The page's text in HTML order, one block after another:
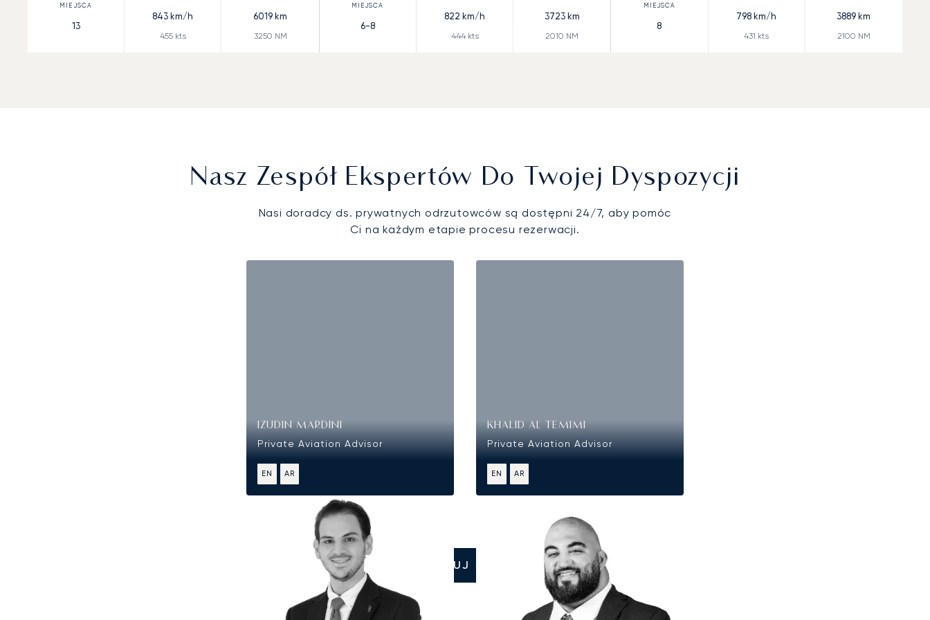
13
843 km/h
455kts
6019 km
3250 NM
6-8
822 km/h
444kts
3723km
2010 NM
8
798 km/h
431 kts
3889 km
2100 NM
Nasz Zespół Ekspertów Do Twojej Dyspozycji
Nasi doradcy ds. prywatnych odrzutowców są dostępni 24/7, aby pomóc
Ci na każdym etapie procesu rezerwacji.
IZUDIN MARDINI
Private Aviation Advisor
EN AR
KHALID AL TEMIMI
Private Aviation Advisor
EN AR
SKONTAKTUJ SIĘ Z NAMI